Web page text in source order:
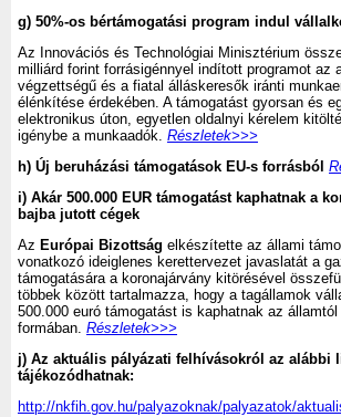
g) 50%-os bértámogatási program indul
Az Innovációs és Technológiai Minisztérium
milliárd forint forrásigénnyel indított programot az
végzettségű és a fiatal álláskeresők iránti
élénkítése érdekében. A támogatást gyorsan és
elektronikus úton, egyetlen oldalnyi kérelem
igénybe a munkaadók. Részletek>>>
h) Új beruházási támogatások EU-s forrásból
i) Akár 500.000 EUR támogatást kaphatnak a
bajba jutott cégek
Az Európai Bizottság elkészítette az állami
vonatkozó ideiglenes kerettervezet javaslatát a
támogatására a koronajárvány kitörésével
többek között tartalmazza, hogy a tagállamok
500.000 euró támogatást is kaphatnak az
formában. Részletek>>>
j) Az aktuális pályázati felhívásokról az alábbi
tájékozódhatnak:
http://nkfih.gov.hu/palyazoknak/palyazatok/